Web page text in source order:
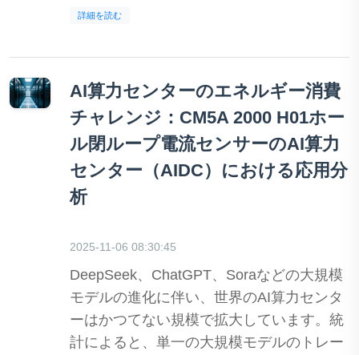
詳細を読む
AI算力センターのエネルギー消費
チャレンジ：CM5A 2000 H01ホー
ル閉ループ電流センサーのAI算力
センター（AIDC）における応用分
析
2025-11-06 08:30:45
DeepSeek、ChatGPT、Soraなどの大規模
モデルの進化に伴い、世界のAI算力センタ
ーはかつてない規模で拡大しています。統
計によると、単一の大規模モデルのトレー